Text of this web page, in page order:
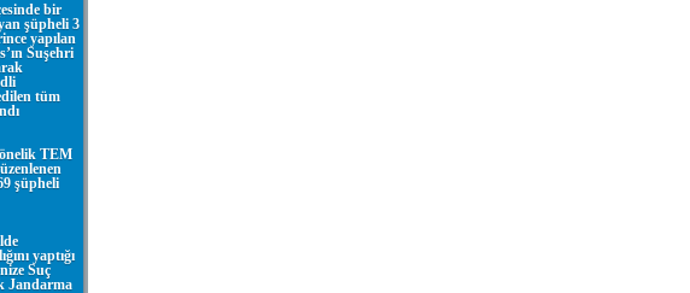
bir
şüpheli 3
yapılan
Suşehri
tüm
TEM
şüpheli
yaptığı
Suç
Jandarma